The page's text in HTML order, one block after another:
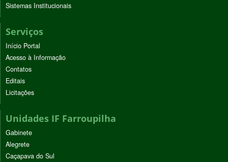
Sistemas Institucionais
Serviços
Início Portal
Acesso à Informação
Contatos
Editais
Licitações
Unidades IF Farroupilha
Gabinete
Alegrete
Caçapava do Sul